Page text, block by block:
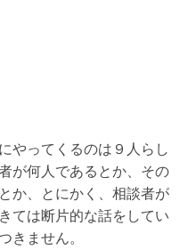
やってくるのは９人らし
が何人であるとか、その
か、とにかく、相談者が
ては断片的な話をしてい
きません。